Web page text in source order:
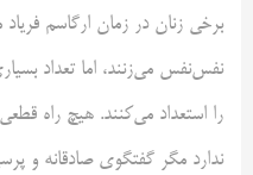
برخی زنان در زمان ارگاسم
نفس‌نفس می‌زنند، اما تعداد
را استعداد می‌کنند. هیچ راه
ندارد مگر گفتگوی صادقانه و